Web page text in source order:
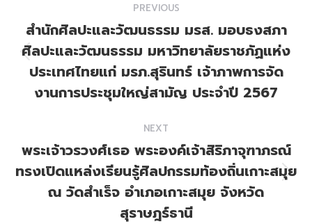
navigation
PREVIOUS
Previous
post:
สำนักศิลปะและวัฒนธรรม มรส. มอบธงสภา
ศิลปะและวัฒนธรรม มหาวิทยาลัยราชภัฏแห่ง
ประเทศไทยแก่ มรภ.สุรินทร์ เจ้าภาพการจัด
งานการประชุมใหญ่สามัญ ประจำปี 2567
NEXT
Next
post:
พระเจ้าวรวงศ์เธอ พระองค์เจ้าสิริภาจุฑาภรณ์
ทรงเปิดแหล่งเรียนรู้ศิลปกรรมท้องถิ่นเกาะสมุย
ณ วัดสำเร็จ อำเภอเกาะสมุย จังหวัด
สุราษฎร์ธานี